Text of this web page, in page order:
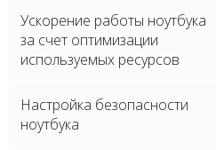
Ускорение работы ноутбука
за счет оптимизации
используемых ресурсов
Настройка безопасности
ноутбука